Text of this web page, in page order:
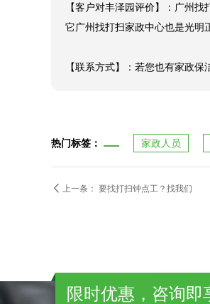
【客户对丰泽园评价】：广州
它广州找打扫家政中心也是光明
【联系方式】：若您也有家政
热门标签： 家政人员
 上一条： 要找打扫钟点工？找我们
限时优惠，咨询